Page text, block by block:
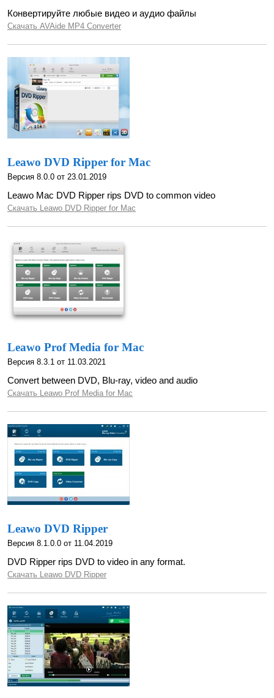
Конвертируйте любые видео и аудио файлы
Скачать AVAide MP4 Converter
Leawo DVD Ripper for Mac
Версия 8.0.0 от 23.01.2019
Leawo Mac DVD Ripper rips DVD to common video
Скачать Leawo DVD Ripper for Mac
Leawo Prof Media for Mac
Версия 8.3.1 от 11.03.2021
Convert between DVD, Blu-ray, video and audio
Скачать Leawo Prof Media for Mac
Leawo DVD Ripper
Версия 8.1.0.0 от 11.04.2019
DVD Ripper rips DVD to video in any format.
Скачать Leawo DVD Ripper